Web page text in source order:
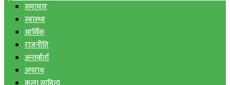
समाचार
स्वास्थ्य
आर्थिक
राजनीति
अन्तर्वार्ता
अपराध